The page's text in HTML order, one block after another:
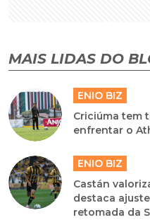
MAIS LIDAS DO
ENIO BIZ
Criciúma tem
enfrentar o
ENIO BIZ
Castán
destaca
retomada da